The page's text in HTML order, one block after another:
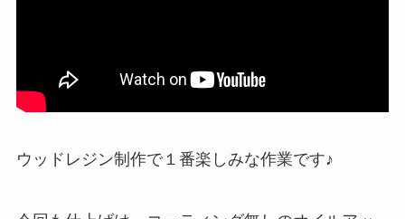
ウッドレジン制作で１番楽しみな作業です♪